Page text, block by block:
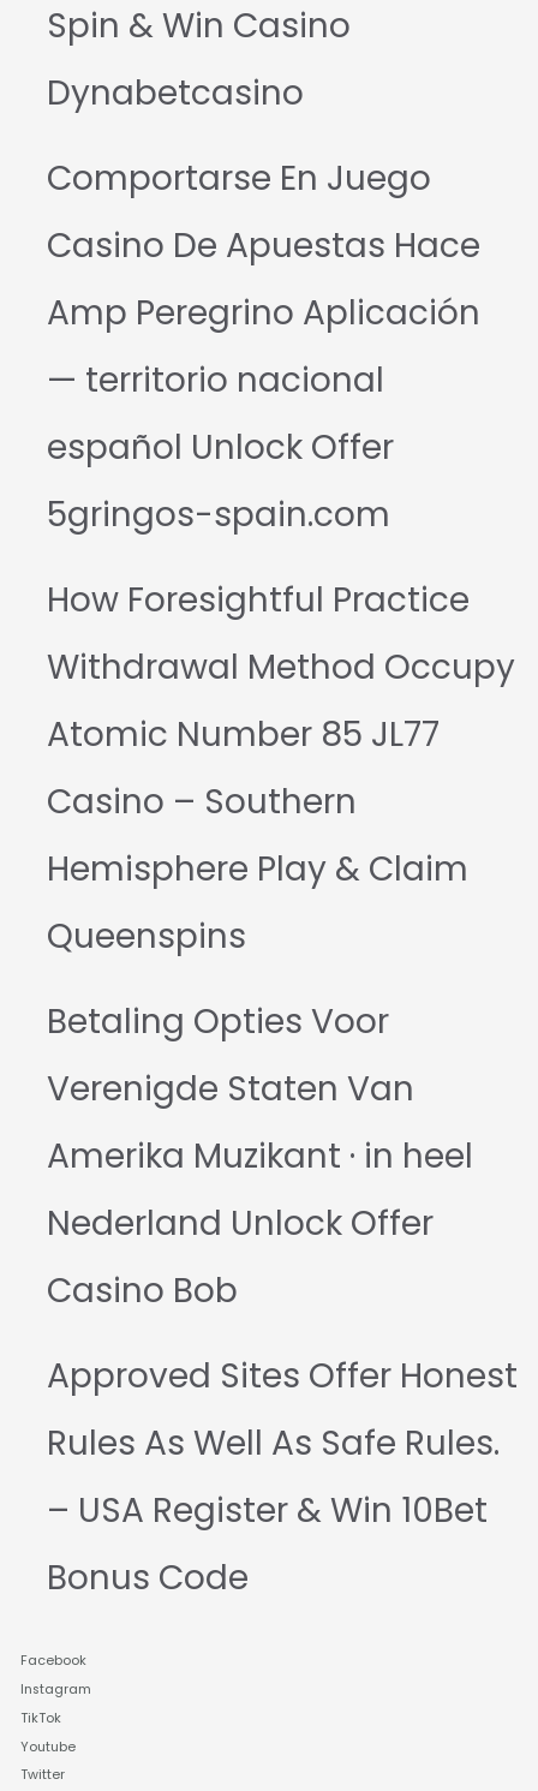
Spin & Win Casino
Dynabetcasino
Comportarse En Juego
Casino De Apuestas Hace
Amp Peregrino Aplicación
— territorio nacional
español Unlock Offer
5gringos-spain.com
How Foresightful Practice
Withdrawal Method Occupy
Atomic Number 85 JL77
Casino – Southern
Hemisphere Play & Claim
Queenspins
Betaling Opties Voor
Verenigde Staten Van
Amerika Muzikant · in heel
Nederland Unlock Offer
Casino Bob
Approved Sites Offer Honest
Rules As Well As Safe Rules.
– USA Register & Win 10Bet
Bonus Code
Facebook
Instagram
TikTok
Youtube
Twitter